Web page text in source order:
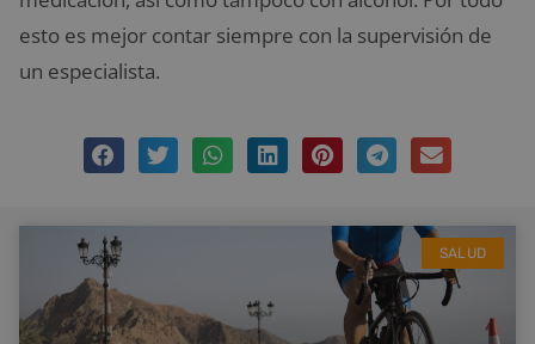
esto es mejor contar siempre con la supervisión de
un especialista.
SALUD